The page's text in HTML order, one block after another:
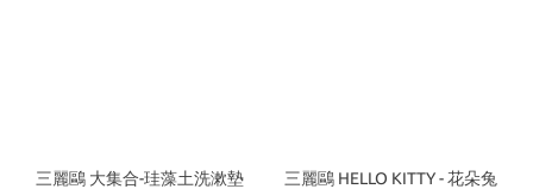
三麗鷗 大集合-珪藻土洗漱墊
三麗鷗 HELLO KITTY - 花朵兔